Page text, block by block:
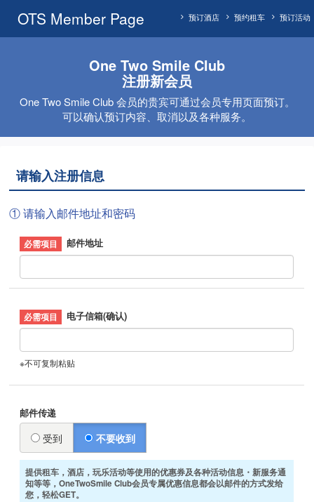
OTS Member Page 预订活动
预约租车
预订酒店
One Two Smile Club
注册新会员
One Two Smile Club 会员的贵宾可通过会员专用页面预订。
可以确认预订内容、取消以及各种服务。
请输入注册信息
① 请输入邮件地址和密码
邮件地址
电子信箱(确认)
※不可复制粘贴
邮件传递
受到 不要收到
提供租车，酒店，玩乐活动等使用的优惠券及各种活动信息・新服务通
知等等，OneTwoSmile Club会员专属优惠信息都会以邮件的方式发给
您，轻松GET。